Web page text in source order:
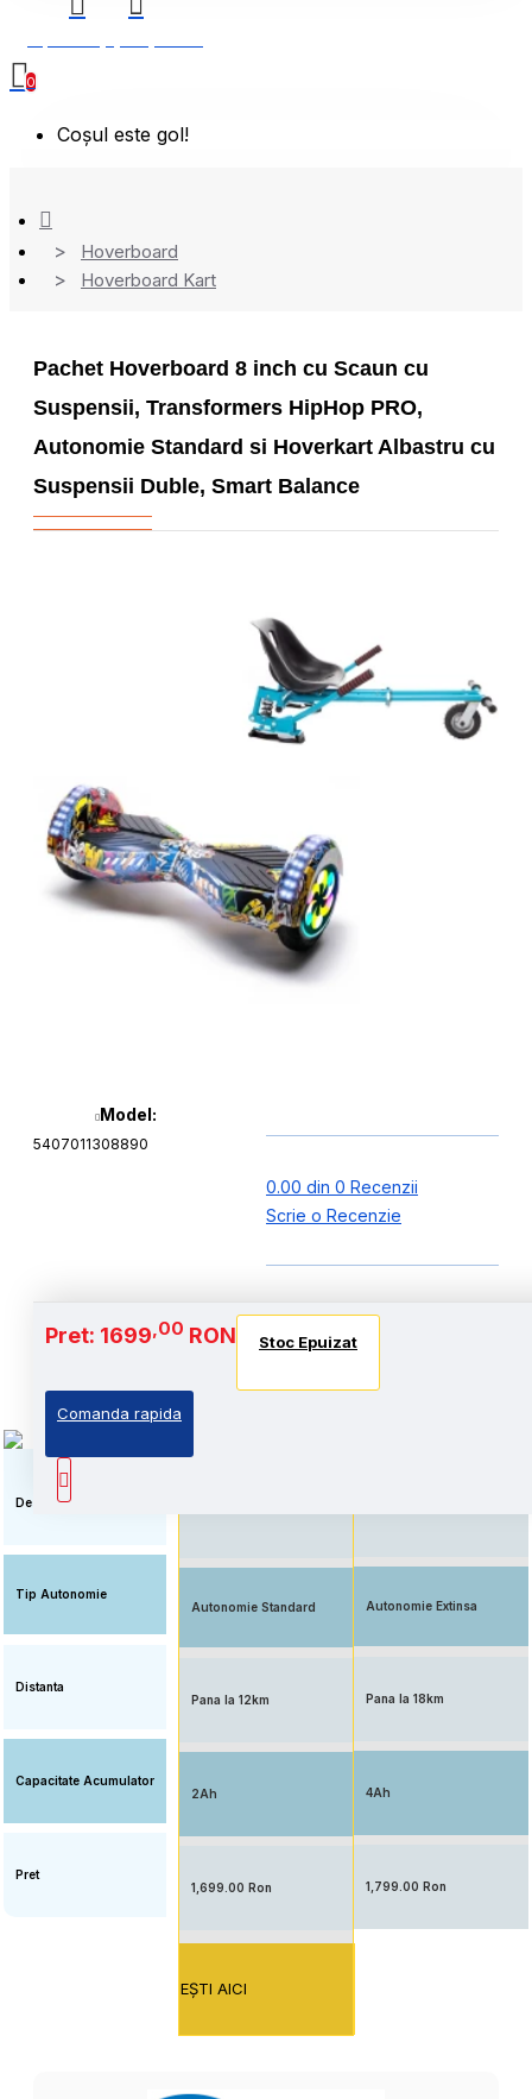
0
Coșul este gol!
Hoverboard
Hoverboard Kart
Pachet Hoverboard 8 inch cu Scaun cu
Suspensii, Transformers HipHop PRO,
Autonomie Standard si Hoverkart Albastru cu
Suspensii Duble, Smart Balance
Model:
5407011308890
0.00 din 0 Recenzii
Scrie o Recenzie
Pret: 1699,00 RON Stoc Epuizat
Comanda rapida
Baterie si Autonomie
Descriere
Tip Autonomie
Distanta
Capacitate Acumulator
Pret
Stoc Epuizat
Standard: Pret accesibil,
Autonomie Standard
Pana la 12km
2Ah
1,699.00 Ron
EŞTI AICI
Stoc Epuizat
Autonomie Extinsa
Pana la 18km
4Ah
1,799.00 Ron